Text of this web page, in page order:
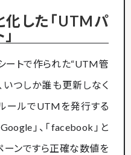
化した「UTMパ
ートで作られた“UTM管
いつしか誰も更新しなく
ールでUTMを発行する
」、「facebook」と
ーンですら正確な数値を